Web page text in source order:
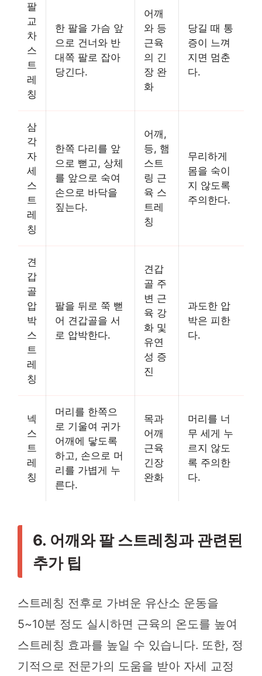
팔
교
차
스
트
레
칭
한 팔을 가슴 앞
으로 건너와 반
대쪽 팔로 잡아
당긴다.
어깨
와 등
근육
의 긴
장 완
화
당길 때 통
증이 느껴
지면 멈춘
다.
삼
각
자
세
스
트
레
칭
한쪽 다리를 앞
으로 뻗고, 상체
를 앞으로 숙여
손으로 바닥을
짚는다.
어깨,
등, 햄
스트
링 근
육 스
트레
칭
무리하게
몸을 숙이
지 않도록
주의한다.
견
갑
골
압
박
스
트
레
칭
팔을 뒤로 쭉 뻗
어 견갑골을 서
로 압박한다.
견갑
골 주
변 근
육 강
화 및
유연
성 증
진
과도한 압
박은 피한
다.
넥
스
트
레
칭
머리를 한쪽으
로 기울여 귀가
어깨에 닿도록
하고, 손으로 머
리를 가볍게 누
른다.
목과
어깨
근육
긴장
완화
머리를 너
무 세게 누
르지 않도
록 주의한
다.
6. 어깨와 팔 스트레칭과 관련된
추가 팁
스트레칭 전후로 가벼운 유산소 운동을
5~10분 정도 실시하면 근육의 온도를 높여
스트레칭 효과를 높일 수 있습니다. 또한, 정
기적으로 전문가의 도움을 받아 자세 교정